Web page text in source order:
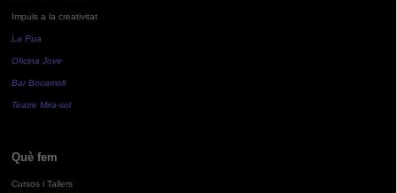
Impuls a la creativitat
La Pua
Oficina Jove
Bar Bocamoll
Teatre Mira-sol
Què fem
Cursos i Tallers